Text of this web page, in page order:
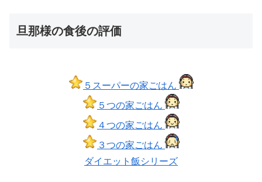
旦那様の食後の評価
５スーパーの家ごはん
５つの家ごはん
４つの家ごはん
３つの家ごはん
ダイエット飯シリーズ